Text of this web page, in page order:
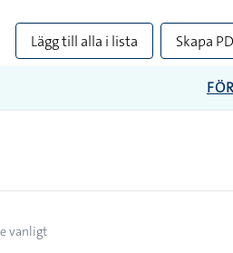
Lägg till alla i lista Skapa
vanligt